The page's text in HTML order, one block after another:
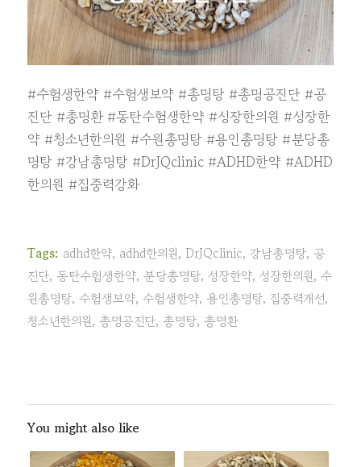
#수험생한약 #수험생보약 #총명탕 #총명공진단 #공
진단 #총명환 #동탄수험생한약 #성장한의원 #성장한
약 #청소년한의원 #수원총명탕 #용인총명탕 #분당총
명탕 #강남총명탕 #DrJQclinic #ADHD한약 #ADHD
한의원 #집중력강화
Tags: adhd한약, adhd한의원, DrJQclinic, 강남총명탕, 공
진단, 동탄수험생한약, 분당총명탕, 성장한약, 성장한의원, 수
원총명탕, 수험생보약, 수험생한약, 용인총명탕, 집중력개선,
청소년한의원, 총명공진단, 총명탕, 총명환
You might also like